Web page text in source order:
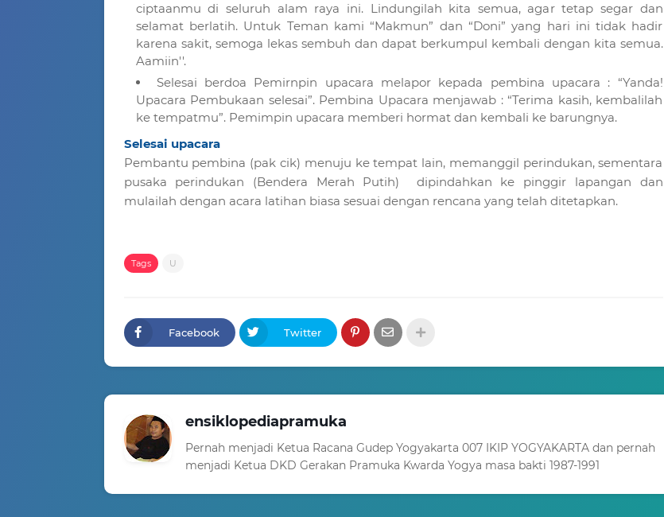
ciptaanmu di seluruh alam raya ini. Lindungilah kita semua, agar tetap segar dan
selamat berlatih. Untuk Teman kami “Makmun” dan “Doni” yang hari ini tidak hadir
karena sakit, semoga lekas sembuh dan dapat berkumpul kembali dengan kita semua.
Aamiin''.
Selesai berdoa Pemirnpin upacara melapor kepada pembina upacara : “Yanda!
Upacara Pembukaan selesai”. Pembina Upacara menjawab : “Terima kasih, kembalilah
ke tempatmu”. Pemimpin upacara memberi hormat dan kembali ke barungnya.
Selesai upacara
Pembantu pembina (pak cik) menuju ke tempat lain, memanggil perindukan, sementara
pusaka perindukan (Bendera Merah Putih) dipindahkan ke pinggir lapangan dan
mulailah dengan acara latihan biasa sesuai dengan rencana yang telah ditetapkan.
Tags U
Facebook Twitter
ensiklopediapramuka
Pernah menjadi Ketua Racana Gudep Yogyakarta 007 IKIP YOGYAKARTA dan pernah
menjadi Ketua DKD Gerakan Pramuka Kwarda Yogya masa bakti 1987-1991